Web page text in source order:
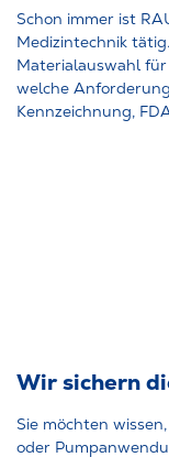
Schon immer ist
Medizintechnik
Materialauswahl
welche
Kennzeichnung,
Wir sichern
Sie möchten
oder